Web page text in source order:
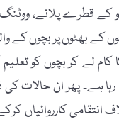
کے قطرے پلانے،
کے بھٹوں پر بچوں کے
کام لے کر بچوں کو
ہے۔ پھر ان حالات کی
انتقامی کارروائیاں